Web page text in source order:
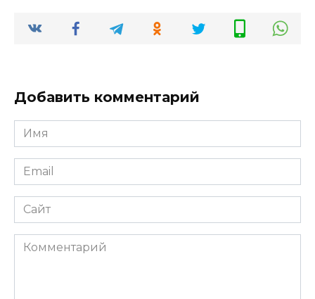
Добавить комментарий
Имя
*
Email
*
Сайт
Комментарий